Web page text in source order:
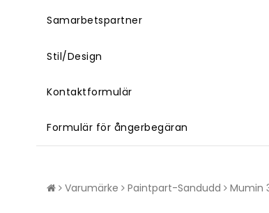
Samarbetspartner
Stil/Design
Kontaktformulär
Formulär för ångerbegäran
Varumärke Paintpart-Sandudd Mumin